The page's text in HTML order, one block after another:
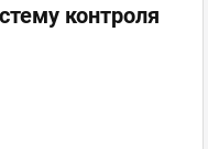
контроля